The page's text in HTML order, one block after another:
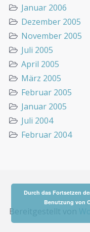
Januar 2006
Dezember 2005
November 2005
Juli 2005
April 2005
März 2005
Februar 2005
Januar 2005
Juli 2004
Februar 2004
Bereitgestellt von
Durch das Fortsetzen
Benutzung von